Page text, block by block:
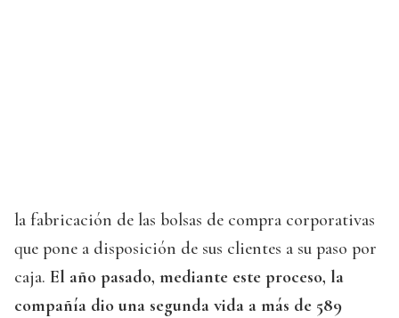
la fabricación de las bolsas de compra corporativas
que pone a disposición de sus clientes a su paso por
caja. El año pasado, mediante este proceso, la
compañía dio una segunda vida a más de 589